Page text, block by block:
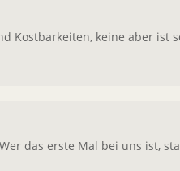
Kostbarkeiten, keine aber ist
das erste Mal bei uns ist,